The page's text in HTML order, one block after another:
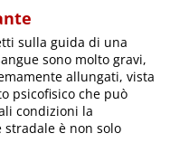
sulla guida di una
sono molto gravi,
allungati, vista
psicofisico che può
condizioni la
è non solo